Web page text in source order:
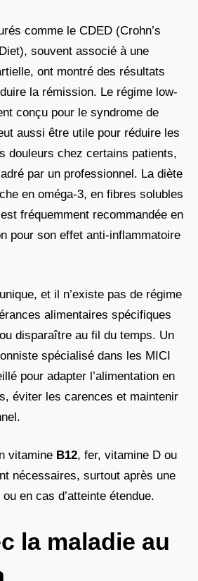
comme le CDED (Crohn’s
souvent associé à une
ont montré des résultats
la rémission. Le régime low-
conçu pour le syndrome de
aussi être utile pour réduire les
douleurs chez certains patients,
par un professionnel. La diète
en oméga-3, en fibres solubles
fréquemment recommandée en
pour son effet anti-inflammatoire
et il n’existe pas de régime
alimentaires spécifiques
disparaître au fil du temps. Un
spécialisé dans les MICI
pour adapter l’alimentation en
éviter les carences et maintenir
vitamine B12, fer, vitamine D ou
nécessaires, surtout après une
en cas d’atteinte étendue.
la maladie au